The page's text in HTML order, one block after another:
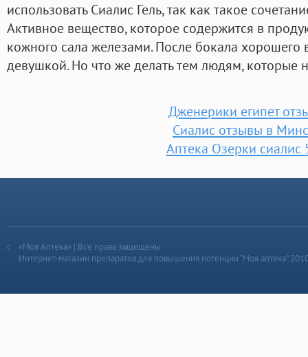
использовать Сиалис Гель, так как такое
Активное вещество, которое содержится в
кожного сала железами. После бокала хорошего
девушкой. Но что же делать тем людям, которые
Дженерики египет
Сиалис отзывы в
Аптека Озерки сиалис
«Моя Аптека» | Все права защищены
Интернет-магазин препаратов для повышения потенции “Моя аптека”